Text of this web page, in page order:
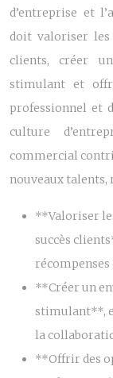
d’entreprise et
doit valoriser les
clients, créer
stimulant et
professionnel et
culture
commercial
nouveaux
**Valoriser
succès
récompenses
**Créer un
stimulant**,
la
**Offrir des